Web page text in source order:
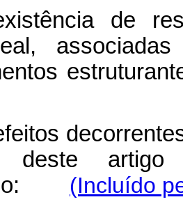
de
deste artigo
(Incluído